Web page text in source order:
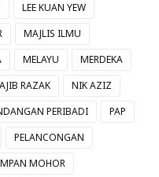
LEE KUAN YEW
MAJLIS ILMU
MELAYU
MERDEKA
RAZAK
NIK AZIZ
PERIBADI
PAP
PELANCONGAN
MOHOR